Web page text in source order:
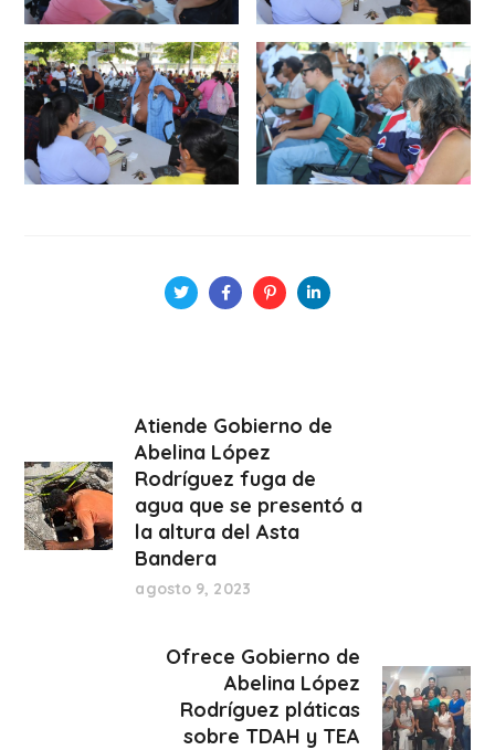
Atiende Gobierno de
Abelina López
Rodríguez fuga de
agua que se presentó a
la altura del Asta
Bandera
agosto 9, 2023
Ofrece Gobierno de
Abelina López
Rodríguez pláticas
sobre TDAH y TEA